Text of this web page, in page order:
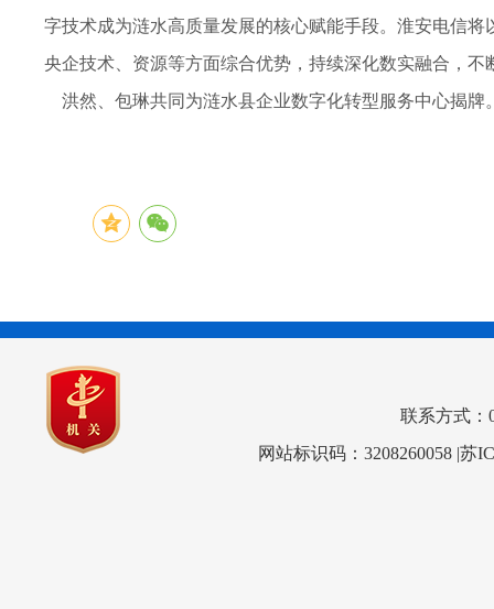
字技术成为涟水高质量发展的核心赋能手段。淮安电信
央企技术、资源等方面综合优势，持续深化数实融合，
洪然、包琳共同为涟水县企业数字化转型服务中心揭牌
联系方式：
网站标识码：3208260058 |苏